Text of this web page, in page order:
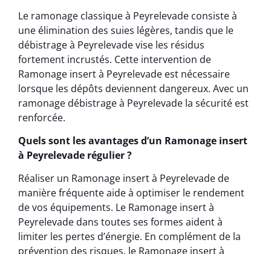
Le ramonage classique à Peyrelevade consiste à
une élimination des suies légères, tandis que le
débistrage à Peyrelevade vise les résidus
fortement incrustés. Cette intervention de
Ramonage insert à Peyrelevade est nécessaire
lorsque les dépôts deviennent dangereux. Avec un
ramonage débistrage à Peyrelevade la sécurité est
renforcée.
Quels sont les avantages d’un Ramonage insert
à Peyrelevade régulier ?
Réaliser un Ramonage insert à Peyrelevade de
manière fréquente aide à optimiser le rendement
de vos équipements. Le Ramonage insert à
Peyrelevade dans toutes ses formes aident à
limiter les pertes d’énergie. En complément de la
prévention des risques, le Ramonage insert à